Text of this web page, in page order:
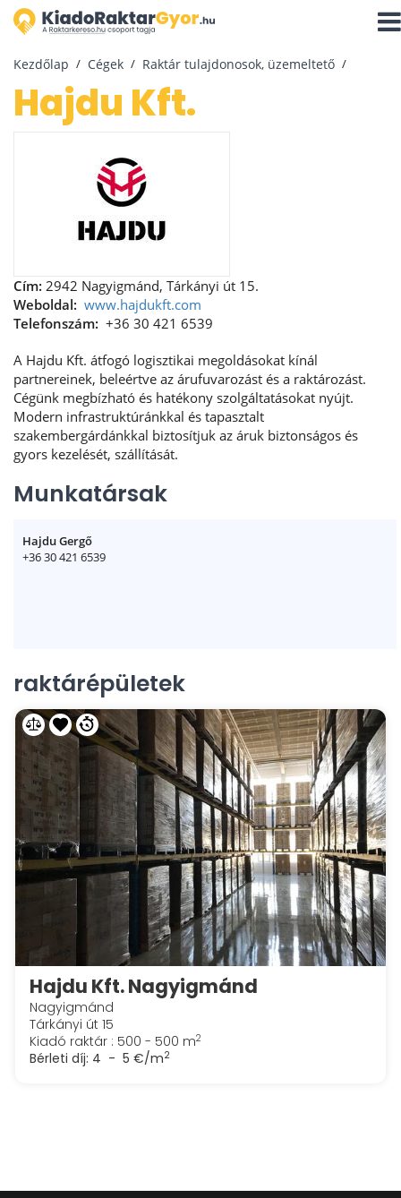
Kezdőlap Cégek Raktár tulajdonosok, üzemeltető
Hajdu Kft.
Cím: 2942 Nagyigmánd, Tárkányi út 15.
Weboldal: www.hajdukft.com
Telefonszám: +36 30 421 6539
A Hajdu Kft. átfogó logisztikai megoldásokat kínál
partnereinek, beleértve az árufuvarozást és a raktározást.
Cégünk megbízható és hatékony szolgáltatásokat nyújt.
Modern infrastruktúránkkal és tapasztalt
szakembergárdánkkal biztosítjuk az áruk biztonságos és
gyors kezelését, szállítását.
Munkatársak
Hajdu Gergő
+36 30 421 6539
raktárépületek
Hajdu Kft. Nagyigmánd
Nagyigmánd
Tárkányi út 15
Kiadó raktár : 500 - 500 m2
Bérleti díj: 4 - 5 €/m2